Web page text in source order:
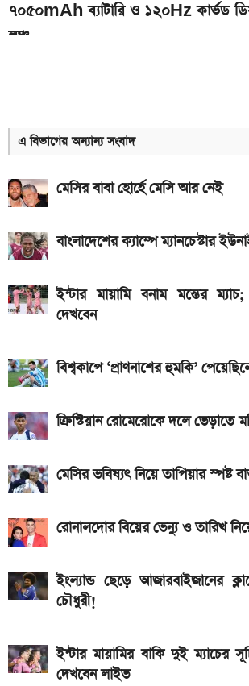
৭০৫০mAh ব্যাটারি ও ১২০Hz কার্ভড
লঞ্চ
কত
আগামী সপ্তাহেই সুখবর, বেতন-ইনক্রিমেট
Hero Xtreme 125R V2 বাইকটি
আজকের স্বর্ণের বাজারদর: ০৭ আগস্ট
দাম
ভালভ ইঞ্জিন ও TFT ডিসপ্লে
ডিসপ্লে, থাকছে সরু ফ্রেম
যাবে
এ বিভাগের অন্যান্য সংবাদ
মেসির বাবা হোর্হে মেসি আর নেই
বাংলাদেশের ক্যাম্পে ম্যানচেস্টার
ইন্টার মায়ামি বনাম মন্তের
দেখবেন
বিশ্বকাপে ‘প্রাণনাশের হুমকি’
ক্রিস্টিয়ান রোমেরোকে দলে ভেড়াতে
মেসির ভবিষ্যৎ নিয়ে তাপিয়ার স্পষ্ট
রোনালদোর বিয়ের ভেন্যু ও তারিখ
ইংল্যান্ড ছেড়ে আজারবাইজানের
চৌধুরী!
ইন্টার মায়ামির বাকি দুই ম্যাচের
দেখবেন লাইভ